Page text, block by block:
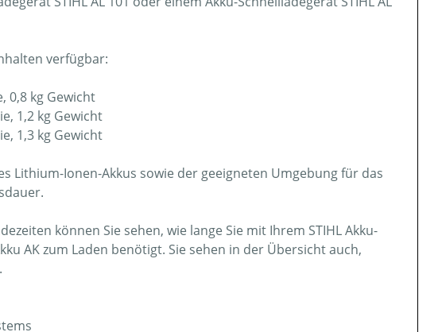
verfügbar:
0,8 kg Gewicht
1,2 kg Gewicht
1,3 kg Gewicht
Lithium-Ionen-Akkus sowie der geeigneten Umgebung für das
können Sie sehen, wie lange Sie mit Ihrem STIHL Akku-
AK zum Laden benötigt. Sie sehen in der Übersicht auch,